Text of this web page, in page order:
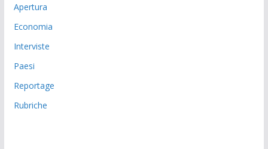
Apertura
Economia
Interviste
Paesi
Reportage
Rubriche